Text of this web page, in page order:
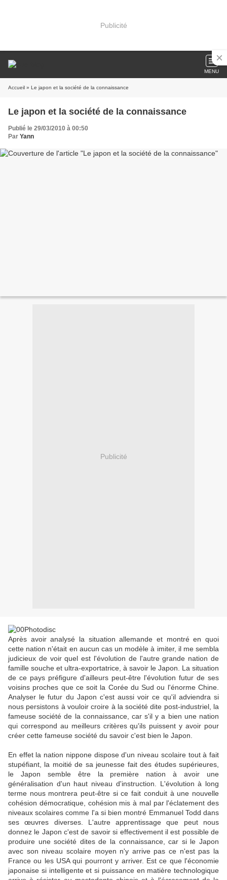
Publicité
MENU
Accueil » Le japon et la société de la connaissance
Le japon et la société de la connaissance
Publié le 29/03/2010 à 00:50
Par Yann
Publicité
Après avoir analysé la situation allemande et montré en quoi
cette nation n'était en aucun cas un modèle à imiter, il me sembla
judicieux de voir quel est l'évolution de l'autre grande nation de
famille souche et ultra-exportatrice, à savoir le Japon. La situation
de ce pays préfigure d'ailleurs peut-être l'évolution futur de ses
voisins proches que ce soit la Corée du Sud ou l'énorme Chine.
Analyser le futur du Japon c'est aussi voir ce qu'il adviendra si
nous persistons à vouloir croire à la société dite post-industriel, la
fameuse société de la connaissance, car s'il y a bien une nation
qui correspond au meilleurs critères qu'ils puissent y avoir pour
créer cette fameuse société du savoir c'est bien le Japon.
En effet la nation nippone dispose d'un niveau scolaire tout à fait
stupéfiant, la moitié de sa jeunesse fait des études supérieures,
le Japon semble être la première nation à avoir une
généralisation d'un haut niveau d'instruction. L'évolution à long
terme nous montrera peut-être si ce fait conduit à une nouvelle
cohésion démocratique, cohésion mis à mal par l'éclatement des
niveaux scolaires comme l'a si bien montré Emmanuel Todd dans
ses œuvres diverses. L'autre apprentissage que peut nous
donnez le Japon c'est de savoir si effectivement il est possible de
produire une société dites de la connaissance, car si le Japon
avec son niveau scolaire moyen n'y arrive pas ce n'est pas la
France ou les USA qui pourront y arriver. Est ce que l'économie
japonaise si intelligente et si puissance en matière technologique